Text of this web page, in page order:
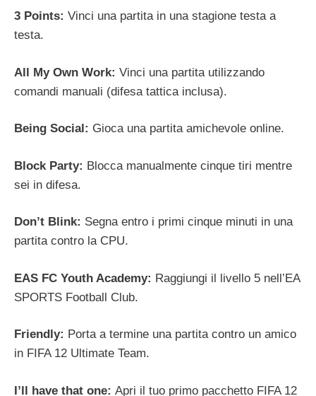
3 Points: Vinci una partita in una stagione testa a
testa.
All My Own Work: Vinci una partita utilizzando
comandi manuali (difesa tattica inclusa).
Being Social: Gioca una partita amichevole online.
Block Party: Blocca manualmente cinque tiri mentre
sei in difesa.
Don’t Blink: Segna entro i primi cinque minuti in una
partita contro la CPU.
EAS FC Youth Academy: Raggiungi il livello 5 nell’EA
SPORTS Football Club.
Friendly: Porta a termine una partita contro un amico
in FIFA 12 Ultimate Team.
I’ll have that one: Apri il tuo primo pacchetto FIFA 12